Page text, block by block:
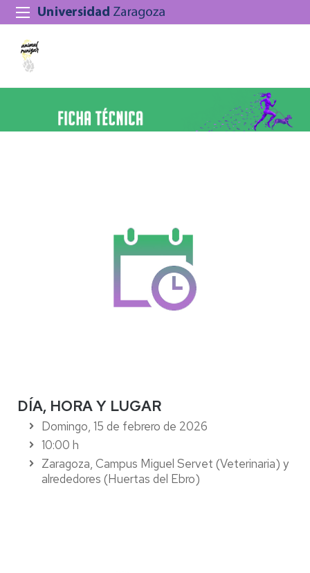
DÍA, HORA Y LUGAR
Domingo, 15 de febrero de 2026
10:00 h
Zaragoza, Campus Miguel Servet (Veterinaria) y
alrededores (Huertas del Ebro)